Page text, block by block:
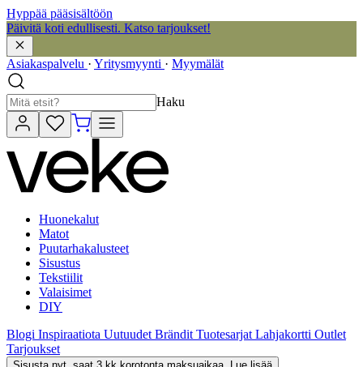
Hyppää pääsisältöön
Päivitä koti edullisesti. Katso tarjoukset!
Asiakaspalvelu · Yritysmyynti · Myymälät
Haku
Huonekalut
Matot
Puutarhakalusteet
Sisustus
Tekstiilit
Valaisimet
DIY
Blogi Inspiraatiota Uutuudet Brändit Tuotesarjat Lahjakortti Outlet
Tarjoukset